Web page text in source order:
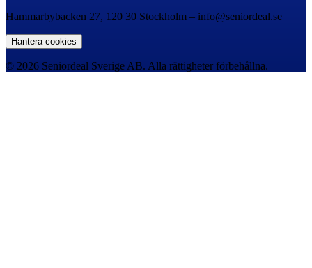
Hammarbybacken 27, 120 30 Stockholm – info@seniordeal.se
Hantera cookies
© 2026 Seniordeal Sverige AB. Alla rättigheter förbehållna.